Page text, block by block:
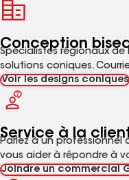
Conception
Spécialistes régionaux
solutions coniques.
Voir les designs coniques
Service à la
Parlez à un
vous aider à répondre à
Joindre un commercial